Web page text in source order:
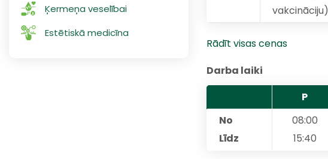
Ķermeņa veselībai
Estētiskā medicīna
vakcināciju)
Rādīt visas cenas
Darba laiki
P
No
Līdz
08:00
15:40